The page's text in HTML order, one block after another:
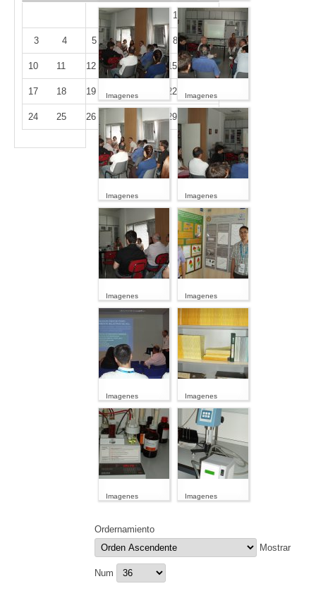
1
3 4 5 6 7 8 9
10 11 12 13 14 15 16
17 18 19 22
24 25 26 28 29
Imagenes Imagenes
Imagenes Imagenes
Imagenes Imagenes
Imagenes Imagenes
Imagenes Imagenes
Ordernamiento
Mostrar
Num